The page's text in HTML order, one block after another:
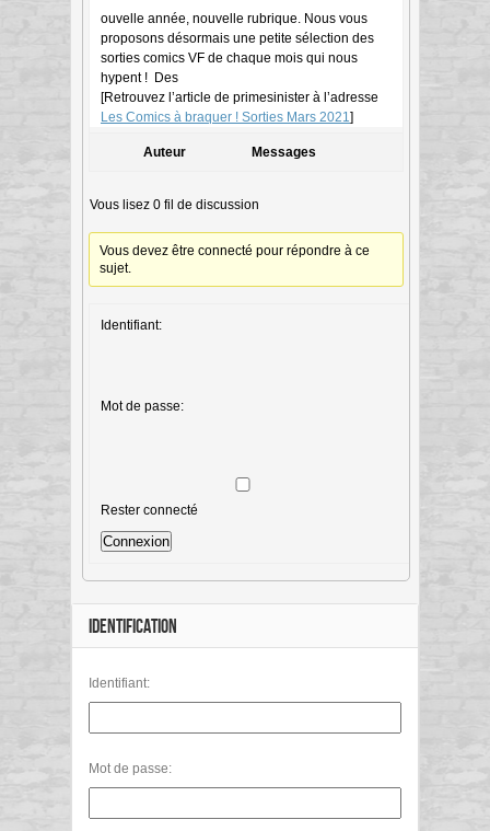
ouvelle année, nouvelle rubrique. Nous vous
proposons désormais une petite sélection des
sorties comics VF de chaque mois qui nous
hypent ! Des
[Retrouvez l’article de primesinister à l’adresse
Les Comics à braquer ! Sorties Mars 2021]
Auteur Messages
Vous lisez 0 fil de discussion
Vous devez être connecté pour répondre à ce
sujet.
Identifiant:
Mot de passe:
Rester connecté
Connexion
IDENTIFICATION
Identifiant:
Mot de passe: